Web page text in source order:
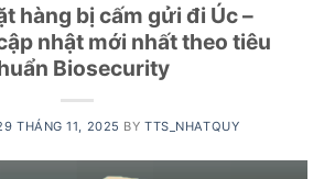
hàng bị cấm gửi đi Úc –
nhật mới nhất theo tiêu
Biosecurity
THÁNG 11, 2025 BYTTS_NHATQUY